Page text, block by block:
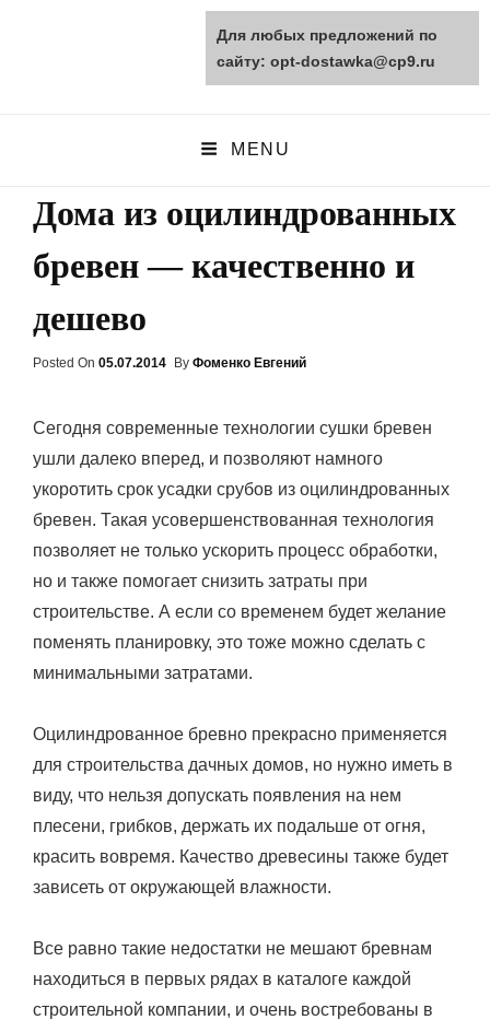
opt-dostawka.ru
MENU
Дома из оцилиндрованных
бревен — качественно и
дешево
Posted On Posted
05.07.2014 By Фоменко Евгений
Сегодня современные технологии сушки бревен
ушли далеко вперед, и позволяют намного
укоротить срок усадки срубов из оцилиндрованных
бревен. Такая усовершенствованная технология
позволяет не только ускорить процесс обработки,
но и также помогает снизить затраты при
строительстве. А если со временем будет желание
поменять планировку, это тоже можно сделать с
минимальными затратами.
Оцилиндрованное бревно прекрасно применяется
для строительства дачных домов, но нужно иметь в
виду, что нельзя допускать появления на нем
плесени, грибков, держать их подальше от огня,
красить вовремя. Качество древесины также будет
зависеть от окружающей влажности.
Все равно такие недостатки не мешают бревнам
находиться в первых рядах в каталоге каждой
строительной компании, и очень востребованы в
Для любых предложений по
сайту: opt-dostawka@cp9.ru